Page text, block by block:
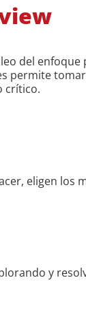
del
permite
crítico.
eligen los
y